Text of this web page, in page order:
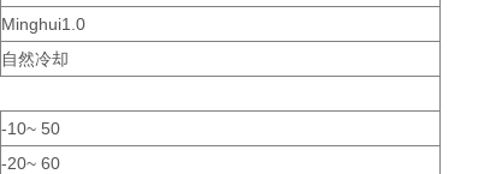
Minghui1.0
自然冷却
-10~ 50
-20~ 60